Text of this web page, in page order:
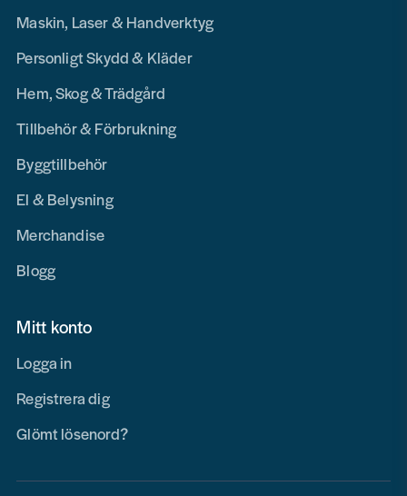
Maskin, Laser & Handverktyg
Personligt Skydd & Kläder
Hem, Skog & Trädgård
Tillbehör & Förbrukning
Byggtillbehör
El & Belysning
Merchandise
Blogg
Mitt konto
Logga in
Registrera dig
Glömt lösenord?